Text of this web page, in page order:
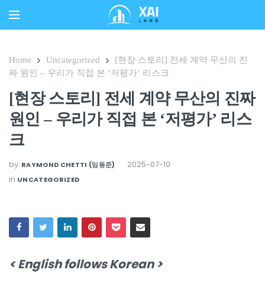
Home Uncategorized
[현장 스토리] 전세 계약 무산의 진
짜 원인 – 우리가 직접 본 ‘저평가’ 리스크
[현장 스토리] 전세 계약 무산의 진짜
원인 – 우리가 직접 본 ‘저평가’ 리스
크
by RAYMOND CHETTI (임동준)
2025-07-10
in UNCATEGORIZED
< English follows Korean >